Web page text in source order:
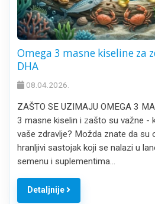
Omega 3 masne kiseline za
DHA
08.04.2026.
ZAŠTO SE UZIMAJU OMEGA 3
3 masne kiselin i zašto su važne -
vaše zdravlje? Možda znate da su
hranljivi sastojak koji se nalazi u
semenu i suplementima…
Detaljnije